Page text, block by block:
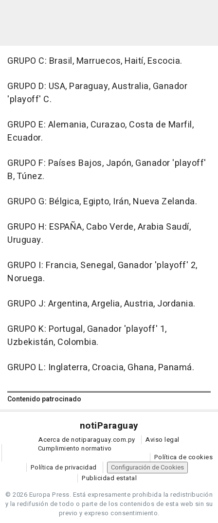
GRUPO C: Brasil, Marruecos, Haití, Escocia.
GRUPO D: USA, Paraguay, Australia, Ganador
'playoff' C.
GRUPO E: Alemania, Curazao, Costa de Marfil,
Ecuador.
GRUPO F: Países Bajos, Japón, Ganador 'playoff'
B, Túnez.
GRUPO G: Bélgica, Egipto, Irán, Nueva Zelanda.
GRUPO H: ESPAÑA, Cabo Verde, Arabia Saudí,
Uruguay.
GRUPO I: Francia, Senegal, Ganador 'playoff' 2,
Noruega.
GRUPO J: Argentina, Argelia, Austria, Jordania.
GRUPO K: Portugal, Ganador 'playoff' 1,
Uzbekistán, Colombia.
GRUPO L: Inglaterra, Croacia, Ghana, Panamá.
Contenido patrocinado
notiParaguay
Acerca de notiparaguay.com.py
Aviso legal
Cumplimiento normativo
Política de cookies
Política de privacidad
Configuración de Cookies
Publicidad estatal
© 2026 Europa Press. Está expresamente prohibida la redistribución
y la redifusión de todo o parte de los contenidos de esta web sin su
previo y expreso consentimiento.